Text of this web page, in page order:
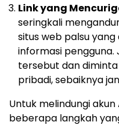
Link yang
seringkali
situs web palsu
informasi
tersebut dan
pribadi, sebaiknya
Untuk melindungi
beberapa langkah